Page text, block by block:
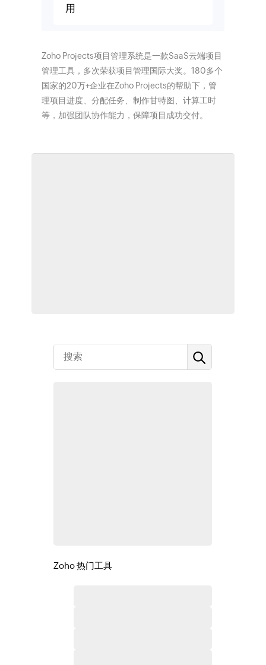
用
Zoho Projects项目管理系统是一款SaaS云端项目
管理工具，多次荣获项目管理国际大奖。180多个
国家的20万+企业在Zoho Projects的帮助下，管
理项目进度、分配任务、制作甘特图、计算工时
等，加强团队协作能力，保障项目成功交付。
Zoho 热门工具